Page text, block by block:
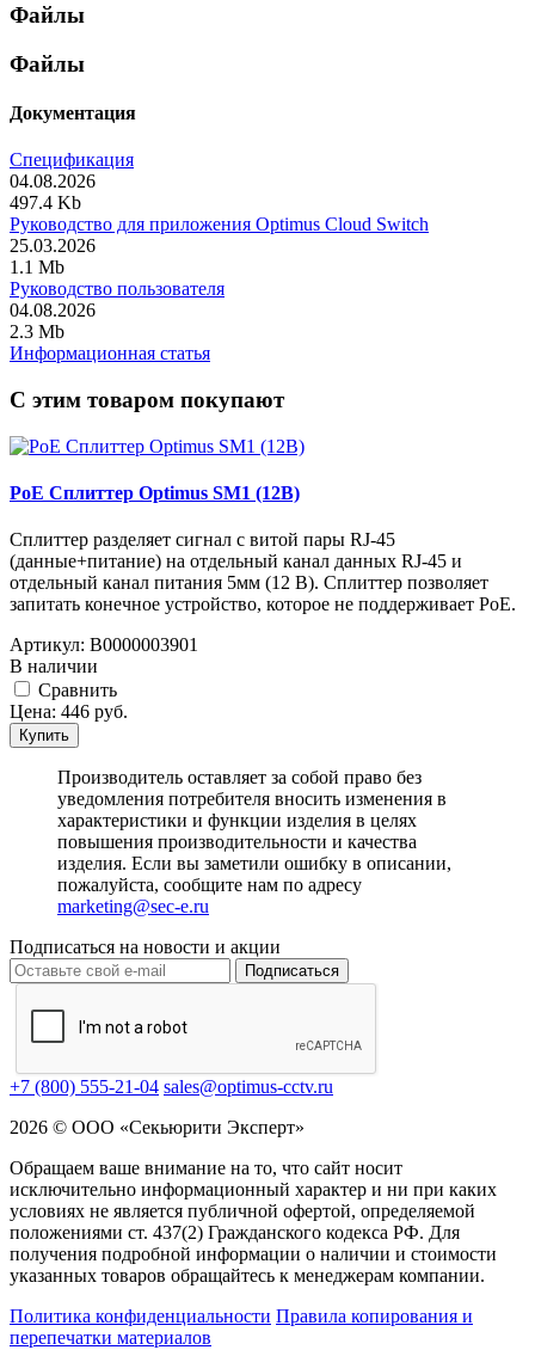
Файлы
Файлы
Документация
Спецификация
04.08.2026
497.4 Kb
Руководство для приложения Optimus Cloud Switch
25.03.2026
1.1 Mb
Руководство пользователя
04.08.2026
2.3 Mb
Информационная статья
C этим товаром покупают
PoE Сплиттер Optimus SM1 (12B)
Сплиттер разделяет сигнал с витой пары RJ-45
(данные+питание) на отдельный канал данных RJ-45 и
отдельный канал питания 5мм (12 В). Сплиттер позволяет
запитать конечное устройство, которое не поддерживает PoE.
Артикул: В0000003901
В наличии
Cравнить
Цена: 446 руб.
Купить
Производитель оставляет за собой право без
уведомления потребителя вносить изменения в
характеристики и функции изделия в целях
повышения производительности и качества
изделия. Если вы заметили ошибку в описании,
пожалуйста, сообщите нам по адресу
marketing@sec-e.ru
Подписаться на новости и акции
Подписаться
+7 (800) 555-21-04 sales@optimus-cctv.ru
2026 © ООО «Секьюрити Эксперт»
Обращаем ваше внимание на то, что сайт носит
исключительно информационный характер и ни при каких
условиях не является публичной офертой, определяемой
положениями ст. 437(2) Гражданского кодекса РФ. Для
получения подробной информации о наличии и стоимости
указанных товаров обращайтесь к менеджерам компании.
Политика конфиденциальности Правила копирования и
перепечатки материалов